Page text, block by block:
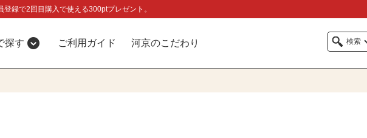
録で2回目購入で使える300ptプレゼント。
探す ご利用ガイド 河京のこだわり 検索